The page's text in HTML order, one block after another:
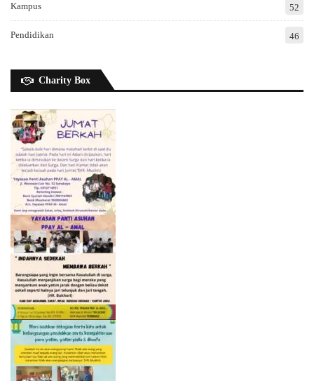
Kampus 52
Pendidikan 46
Charity Box